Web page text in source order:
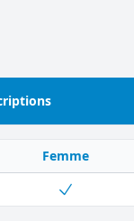
Femme